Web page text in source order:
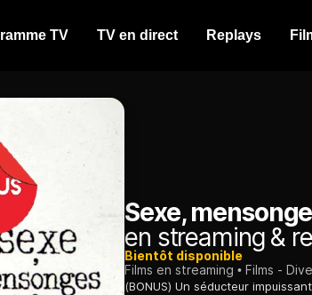
TV TV en direct Replays
Sexe,
en streaming &
Bientôt disponible
Films en streaming
Films -
(BONUS) Un séducteur